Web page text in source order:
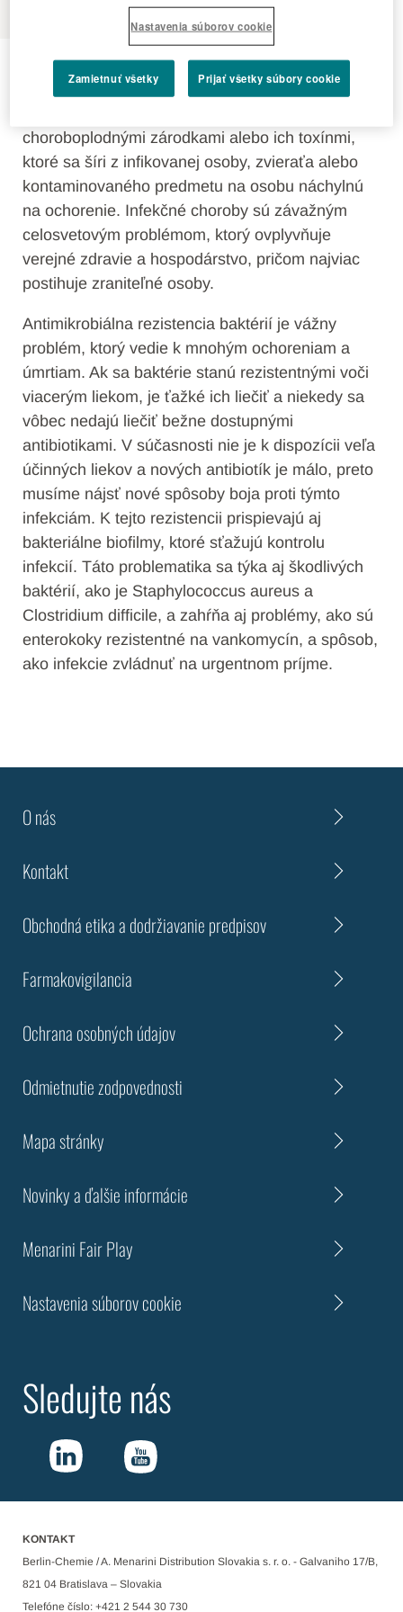
Infekčné choroby
choroboplodnými zárodkami alebo ich toxínmi,
ktoré sa šíri z infikovanej osoby, zvieraťa alebo
kontaminovaného predmetu na osobu náchylnú
na ochorenie. Infekčné choroby sú závažným
celosvetovým problémom, ktorý ovplyvňuje
verejné zdravie a hospodárstvo, pričom najviac
postihuje zraniteľné osoby.
Antimikrobiálna rezistencia baktérií je vážny
problém, ktorý vedie k mnohým ochoreniam a
úmrtiam. Ak sa baktérie stanú rezistentnými voči
viacerým liekom, je ťažké ich liečiť a niekedy sa
vôbec nedajú liečiť bežne dostupnými
antibiotikami. V súčasnosti nie je k dispozícii veľa
účinných liekov a nových antibiotík je málo, preto
musíme nájsť nové spôsoby boja proti týmto
infekciám. K tejto rezistencii prispievajú aj
bakteriálne biofilmy, ktoré sťažujú kontrolu
infekcií. Táto problematika sa týka aj škodlivých
baktérií, ako je Staphylococcus aureus a
Clostridium difficile, a zahŕňa aj problémy, ako sú
enterokoky rezistentné na vankomycín, a spôsob,
ako infekcie zvládnuť na urgentnom príjme.
O nás
Kontakt
Obchodná etika a dodržiavanie predpisov
Farmakovigilancia
Ochrana osobných údajov
Odmietnutie zodpovednosti
Mapa stránky
Novinky a ďalšie informácie
Menarini Fair Play
Nastavenia súborov cookie
Sledujte nás
KONTAKT
Berlin-Chemie / A. Menarini Distribution Slovakia s. r. o. - Galvaniho 17/B,
821 04 Bratislava – Slovakia
Telefóne číslo: +421 2 544 30 730
Nastavenia súborov cookie
Zamietnuť všetky Prijať všetky súbory cookie